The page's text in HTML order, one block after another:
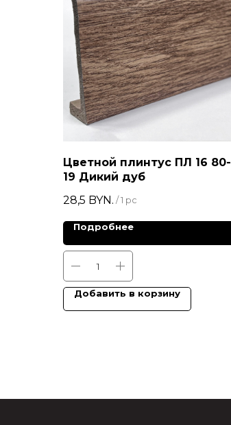
Цветной плинтус ПЛ 16 80-
19 Дикий дуб
28,5 BYN. / 1 pc
Подробнее
Добавить в корзину